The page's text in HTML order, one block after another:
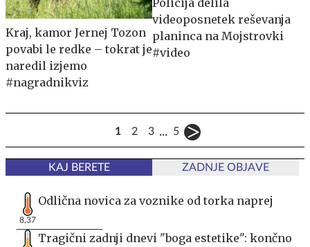
Kraj, kamor Jernej Tozon
povabi le redke – tokrat je
naredil izjemo
#nagradnikviz
videoposnetek reševanja
planinca na Mojstrovki
#video
1 2 3 ... 5
KAJ BERETE ZADNJE OBJAVE
8,37
Odlična novica za voznike od torka naprej
Tragični zadnji dnevi "boga estetike": končno